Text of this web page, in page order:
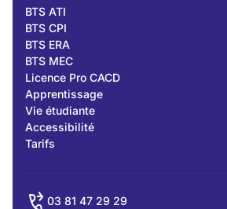
BTS ATI
BTS CPI
BTS ERA
BTS MEC
Licence Pro CACD
Apprentissage
Vie étudiante
Accessibilité
Tarifs
03 81 47 29 29